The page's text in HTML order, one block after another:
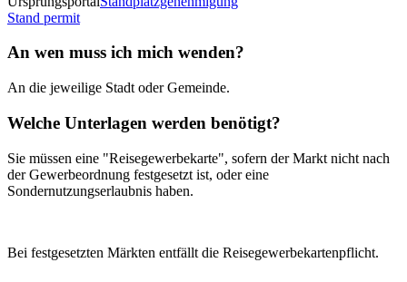
Stand permit
An wen muss ich mich wenden?
An die jeweilige Stadt oder Gemeinde.
Welche Unterlagen werden benötigt?
Sie müssen eine "Reisegewerbekarte", sofern der Markt nicht nach
der Gewerbeordnung festgesetzt ist, oder eine
Sondernutzungserlaubnis haben.
Bei festgesetzten Märkten entfällt die Reisegewerbekartenpflicht.